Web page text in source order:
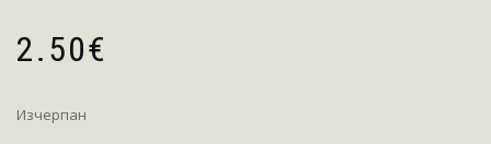
2.50€
Изчерпан